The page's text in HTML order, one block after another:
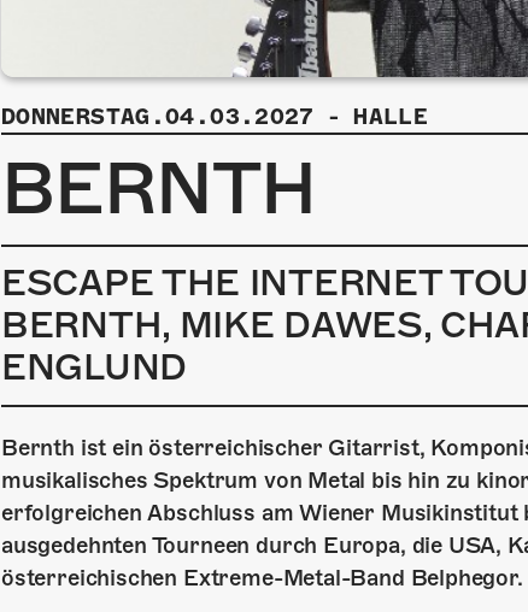
DONNERSTAG.04.03.2027 - HALLE
BERNTH
ESCAPE THE INTERNET
BERNTH, MIKE DAWES,
ENGLUND
Bernth ist ein österreichischer Gitarrist,
musikalisches Spektrum von Metal bis hin zu
erfolgreichen Abschluss am Wiener
ausgedehnten Tourneen durch Europa, die USA,
österreichischen Extreme-Metal-Band Belphegor.